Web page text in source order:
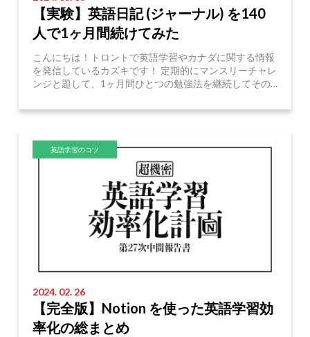
【実験】英語日記 (ジャーナル) を140
人で1ヶ月間続けてみた
こんにちは！トロントで英語学習やカナダに関する情報
を発信しているカズキです！ 定期的にマンスリーチャレ
ンジと題して、1ヶ月間ひとつの勉強法を継続してその
ドイングチャレンジ ...
英語学習のコツ
2024. 02. 26
【完全版】Notion を使った英語学習効
率化の総まとめ